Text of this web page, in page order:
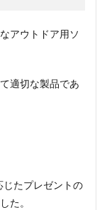
アウトドア用ソ
適切な製品であ
たプレゼントの
た。